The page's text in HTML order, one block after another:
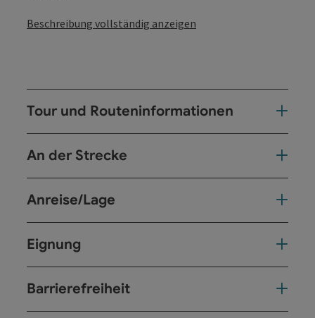
Beschreibung vollständig anzeigen
Tour und Routeninformationen
An der Strecke
Anreise/Lage
Eignung
Barrierefreiheit